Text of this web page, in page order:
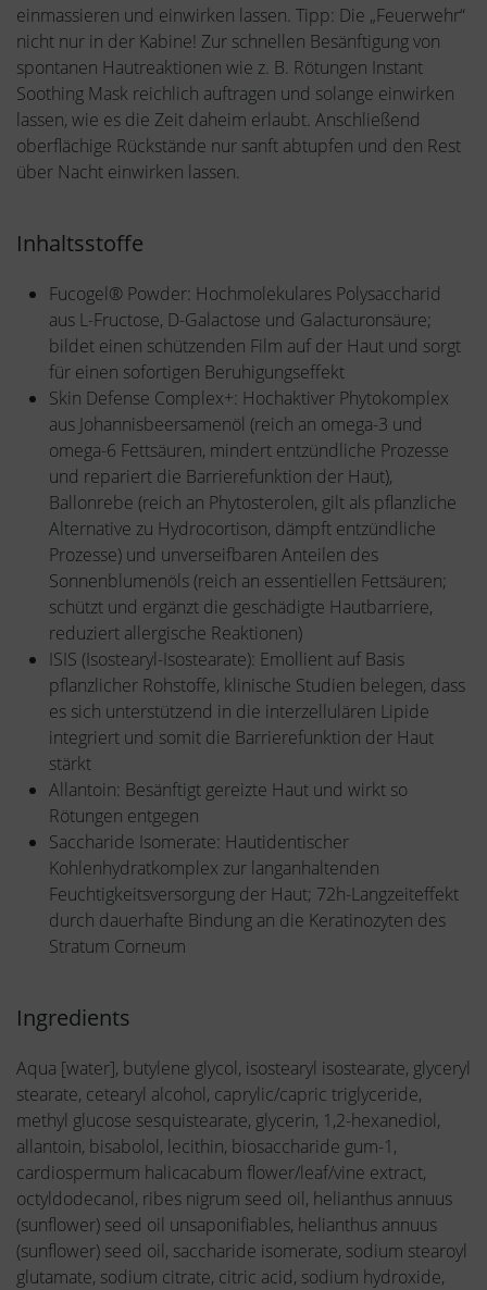
einmassieren und einwirken lassen. Tipp: Die „Feuerwehr“
nicht nur in der Kabine! Zur schnellen Besänftigung von
spontanen Hautreaktionen wie z. B. Rötungen Instant
Soothing Mask reichlich auftragen und solange einwirken
lassen, wie es die Zeit daheim erlaubt. Anschließend
oberflächige Rückstände nur sanft abtupfen und den Rest
über Nacht einwirken lassen.
Inhaltsstoffe
Fucogel® Powder: Hochmolekulares Polysaccharid
aus L-Fructose, D-Galactose und Galacturonsäure;
bildet einen schützenden Film auf der Haut und sorgt
für einen sofortigen Beruhigungseffekt
Skin Defense Complex+: Hochaktiver Phytokomplex
aus Johannisbeersamenöl (reich an omega-3 und
omega-6 Fettsäuren, mindert entzündliche Prozesse
und repariert die Barrierefunktion der Haut),
Ballonrebe (reich an Phytosterolen, gilt als pflanzliche
Alternative zu Hydrocortison, dämpft entzündliche
Prozesse) und unverseifbaren Anteilen des
Sonnenblumenöls (reich an essentiellen Fettsäuren;
schützt und ergänzt die geschädigte Hautbarriere,
reduziert allergische Reaktionen)
ISIS (Isostearyl-Isostearate): Emollient auf Basis
pflanzlicher Rohstoffe, klinische Studien belegen, dass
es sich unterstützend in die interzellulären Lipide
integriert und somit die Barrierefunktion der Haut
stärkt
Allantoin: Besänftigt gereizte Haut und wirkt so
Rötungen entgegen
Saccharide Isomerate: Hautidentischer
Kohlenhydratkomplex zur langanhaltenden
Feuchtigkeitsversorgung der Haut; 72h-Langzeiteffekt
durch dauerhafte Bindung an die Keratinozyten des
Stratum Corneum
Ingredients
Aqua [water], butylene glycol, isostearyl isostearate, glyceryl
stearate, cetearyl alcohol, caprylic/capric triglyceride,
methyl glucose sesquistearate, glycerin, 1,2-hexanediol,
allantoin, bisabolol, lecithin, biosaccharide gum-1,
cardiospermum halicacabum flower/leaf/vine extract,
octyldodecanol, ribes nigrum seed oil, helianthus annuus
(sunflower) seed oil unsaponifiables, helianthus annuus
(sunflower) seed oil, saccharide isomerate, sodium stearoyl
glutamate, sodium citrate, citric acid, sodium hydroxide,